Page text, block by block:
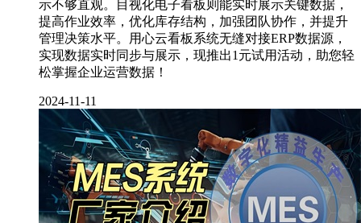
示不够直观。目视化电子看板则能实时展示关键数据，
提高作业效率，优化库存结构，加强团队协作，并提升
管理决策水平。用心云看板系统无缝对接ERP数据源，
实现数据实时同步与展示，现推出1元试用活动，助您轻
松掌握企业运营数据！
2024-11-11